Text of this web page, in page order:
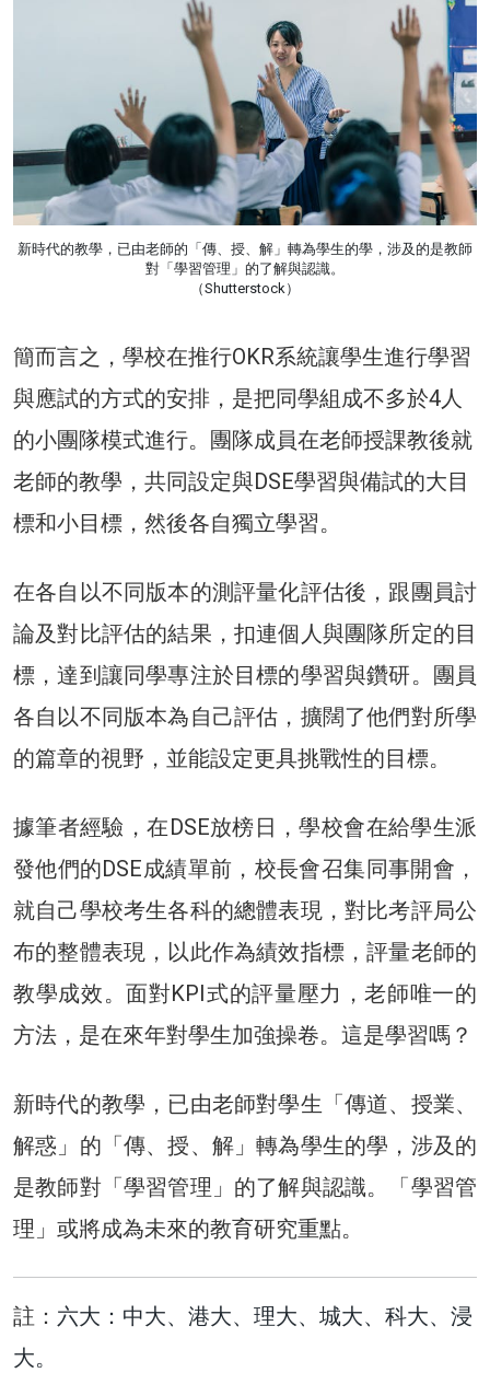
新時代的教學，已由老師的「傳、授、解」轉為學生的學，涉及的是教師
對「學習管理」的了解與認識。
（Shutterstock）
簡而言之，學校在推行OKR系統讓學生進行學習
與應試的方式的安排，是把同學組成不多於4人
的小團隊模式進行。團隊成員在老師授課教後就
老師的教學，共同設定與DSE學習與備試的大目
標和小目標，然後各自獨立學習。
在各自以不同版本的測評量化評估後，跟團員討
論及對比評估的結果，扣連個人與團隊所定的目
標，達到讓同學專注於目標的學習與鑽研。團員
各自以不同版本為自己評估，擴闊了他們對所學
的篇章的視野，並能設定更具挑戰性的目標。
據筆者經驗，在DSE放榜日，學校會在給學生派
發他們的DSE成績單前，校長會召集同事開會，
就自己學校考生各科的總體表現，對比考評局公
布的整體表現，以此作為績效指標，評量老師的
教學成效。面對KPI式的評量壓力，老師唯一的
方法，是在來年對學生加強操卷。這是學習嗎？
新時代的教學，已由老師對學生「傳道、授業、
解惑」的「傳、授、解」轉為學生的學，涉及的
是教師對「學習管理」的了解與認識。「學習管
理」或將成為未來的教育研究重點。
註： 六大：中大、港大、理大、城大、科大、浸
大。